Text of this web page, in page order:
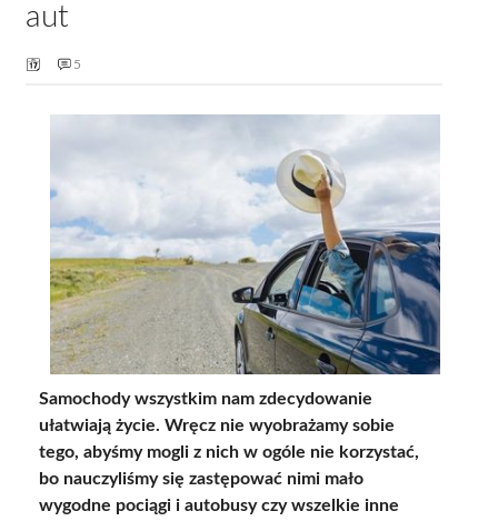
aut
5
Samochody wszystkim nam zdecydowanie
ułatwiają życie. Wręcz nie wyobrażamy sobie
tego, abyśmy mogli z nich w ogóle nie korzystać,
bo nauczyliśmy się zastępować nimi mało
wygodne pociągi i autobusy czy wszelkie inne